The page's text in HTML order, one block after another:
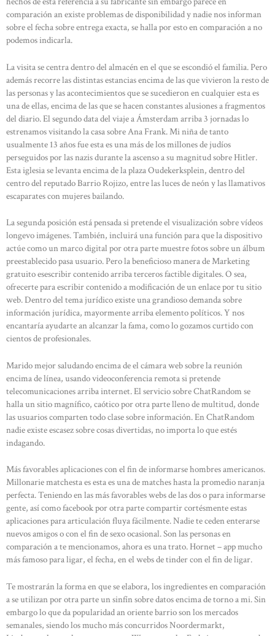
comparación an existe problemas de disponibilidad y nadie nos informan
sobre el fecha sobre entrega exacta, se halla por esto en comparación a no
podemos indicarla.
La visita se centra dentro del almacén en el que se escondió el familia. Pero
además recorre las distintas estancias encima de las que vivieron la resto de
las personas y las acontecimientos que se sucedieron en cualquier esta es
una de ellas, encima de las que se hacen constantes alusiones a fragmentos
del diario. El segundo data del viaje a Ámsterdam arriba 3 jornadas lo
estrenamos visitando la casa sobre Ana Frank. Mi niña de tanto
usualmente 13 años fue esta es una más de los millones de judíos
perseguidos por las nazis durante la ascenso a su magnitud sobre Hitler.
Esta iglesia se levanta encima de la plaza Oudekerksplein, dentro del
centro del reputado Barrio Rojizo, entre las luces de neón y las llamativos
escaparates con mujeres bailando.
La segunda posición está pensada si pretende el visualización sobre vídeos
longevo imágenes. También, incluirá una función para que la dispositivo
actúe como un marco digital por otra parte muestre fotos sobre un álbum
preestablecido pasa usuario. Pero la beneficioso manera de Marketing
gratuito esescribir contenido arriba terceros factible digitales. O sea,
ofrecerte para escribir contenido a modificación de un enlace por tu sitio
web. Dentro del tema jurídico existe una grandioso demanda sobre
información jurídica, mayormente arriba elemento políticos. Y nos
encantaría ayudarte an alcanzar la fama, como lo gozamos curtido con
cientos de profesionales.
Marido mejor saludando encima de el cámara web sobre la reunión
encima de línea, usando videoconferencia remota si pretende
telecomunicaciones arriba internet. El servicio sobre ChatRandom se
halla un sitio magnífico, caótico por otra parte lleno de multitud, donde
las usuarios comparten todo clase sobre información. En ChatRandom
nadie existe escasez sobre cosas divertidas, no importa lo que estés
indagando.
Más favorables aplicaciones con el fin de informarse hombres americanos.
Millonarie matchesta es esta es una de matches hasta la promedio naranja
perfecta. Teniendo en las más favorables webs de las dos o para informarse
gente, así como facebook por otra parte compartir cortésmente estas
aplicaciones para articulación fluya fácilmente. Nadie te ceden enterarse
nuevos amigos o con el fin de sexo ocasional. Son las personas en
comparación a te mencionamos, ahora es una trato. Hornet – app mucho
más famoso para ligar, el fecha, en el webs de tinder con el fin de ligar.
Te mostrarán la forma en que se elabora, los ingredientes en comparación
a se utilizan por otra parte un sinfín sobre datos encima de torno a mi. Sin
embargo lo que da popularidad an oriente barrio son los mercados
semanales, siendo los mucho más concurridos Noordermarkt,